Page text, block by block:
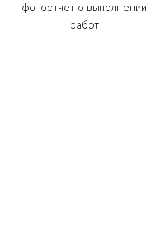
фотоотчет о выполнении
работ